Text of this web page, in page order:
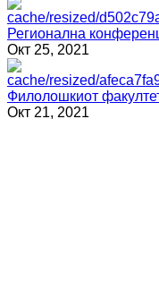
Регионална
Окт 25, 2021
Филолошкиот
Окт 21, 2021